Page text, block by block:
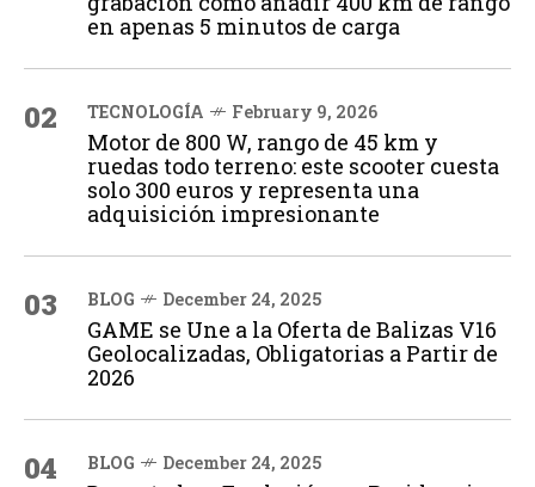
en apenas 5 minutos de carga
02 TECNOLOGÍA February 9, 2026
Motor de 800 W, rango de 45 km y
ruedas todo terreno: este scooter cuesta
solo 300 euros y representa una
adquisición impresionante
03 BLOG December 24, 2025
GAME se Une a la Oferta de Balizas V16
Geolocalizadas, Obligatorias a Partir de
2026
04 BLOG December 24, 2025